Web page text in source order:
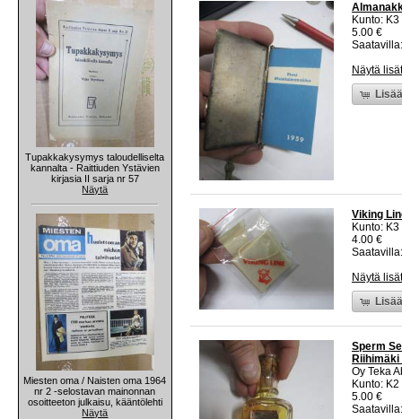
Tupakkakysymys taloudelliselta
kannalta - Raittiuden Ystävien
kirjasia II sarja nr 57
Näytä
Miesten oma / Naisten oma 1964
nr 2 -selostavan mainonnan
osoitteeton julkaisu, kääntölehti
Näytä
Kunto:
5.00 €
Näytä
Viking
Kunto:
4.00 €
Näytä
Sperm
Oy Teka
Kunto:
5.00 €